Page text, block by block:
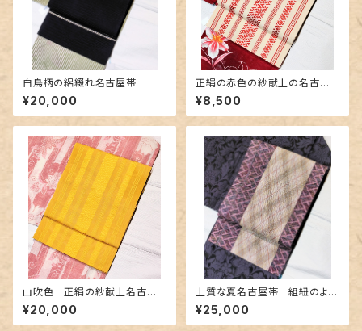
白鳥柄の絽綴れ名古屋帯
¥20,000
正絹の赤色の紗献上の名古屋
帯
¥8,500
山吹色 正絹の紗献上名古屋
帯
¥20,000
上質な夏名古屋帯 組紐のよう
な織&レース編み
¥25,000